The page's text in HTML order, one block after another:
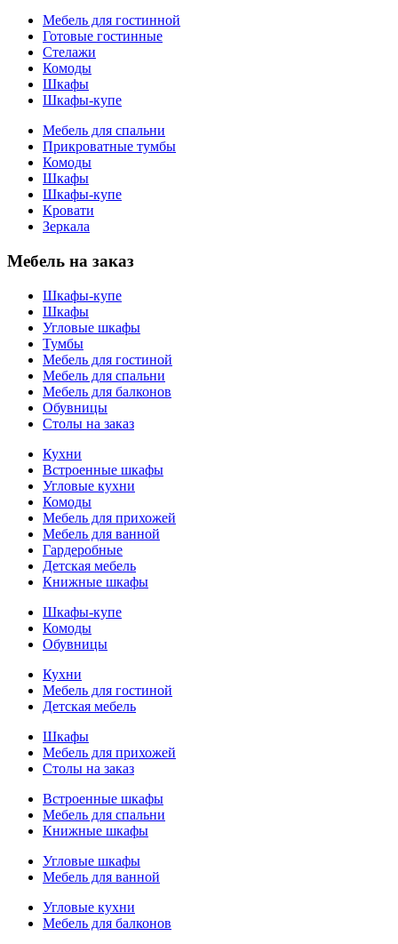
Мебель для гостинной
Готовые гостинные
Стелажи
Комоды
Шкафы
Шкафы-купе
Мебель для спальни
Прикроватные тумбы
Комоды
Шкафы
Шкафы-купе
Кровати
Зеркала
Мебель на заказ
Шкафы-купе
Шкафы
Угловые шкафы
Тумбы
Мебель для гостиной
Мебель для спальни
Мебель для балконов
Обувницы
Столы на заказ
Кухни
Встроенные шкафы
Угловые кухни
Комоды
Мебель для прихожей
Мебель для ванной
Гардеробные
Детская мебель
Книжные шкафы
Шкафы-купе
Комоды
Обувницы
Кухни
Мебель для гостиной
Детская мебель
Шкафы
Мебель для прихожей
Столы на заказ
Встроенные шкафы
Мебель для спальни
Книжные шкафы
Угловые шкафы
Мебель для ванной
Угловые кухни
Мебель для балконов